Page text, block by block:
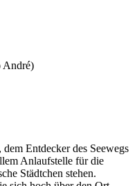
André)
Entdecker des Seewegs
Anlaufstelle für die
Städtchen stehen.